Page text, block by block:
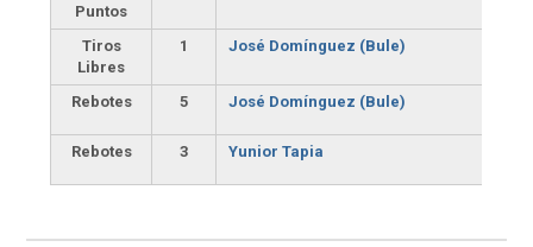
Puntos
Tiros
Libres
1 José Domínguez (Bule)
Rebotes 5 José Domínguez (Bule)
Rebotes 3 Yunior Tapia